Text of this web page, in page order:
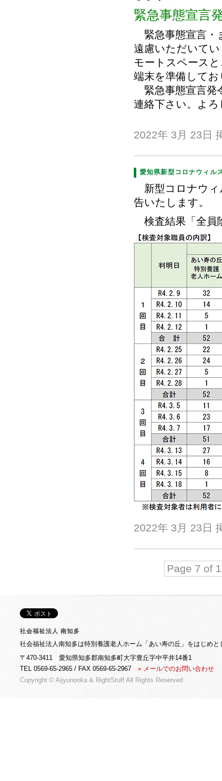
緊急事態宣言
緊急事態宣言・
遠慮いただいて
モートスペース
端末を準備して
緊急事態宣言発
連絡下さい。よ
2022年 3月 23日
愛知県新型コロナウィル
新型コロナウィ
告いたします。
検査結果「全員
2022年 3月 23日
Page 7 of
社会福祉法人 南知多
社会福祉法人南知多は特別養護老人ホーム「あい寿の丘」をはじめ
〒470-3411 愛知県知多郡南知多町大字豊丘字中平井14番1
TEL 0569-65-2965 / FAX 0569-65-2967 » メールでのお問い合わせ
Copyright © Aijyunooka & RightStuff All Rights Reserved